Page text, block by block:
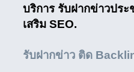
บริการ รับฝากข่าวปร
เสริม SEO.
รับฝากข่าว ติด